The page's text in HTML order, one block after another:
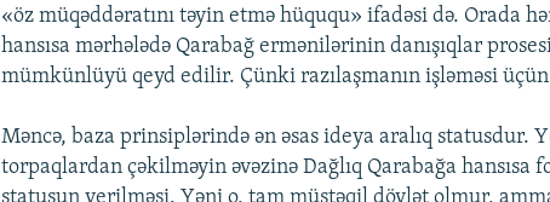
«öz müqəddəratını təyin etmə hüququ» ifadəsi də. Orada
hansısa mərhələdə Qarabağ ermənilərinin danışıqlar
mümkünlüyü qeyd edilir. Çünki razılaşmanın işləməsi üçün
Məncə, baza prinsiplərində ən əsas ideya aralıq statusdur.
torpaqlardan çəkilməyin əvəzinə Dağlıq Qarabağa hansısa